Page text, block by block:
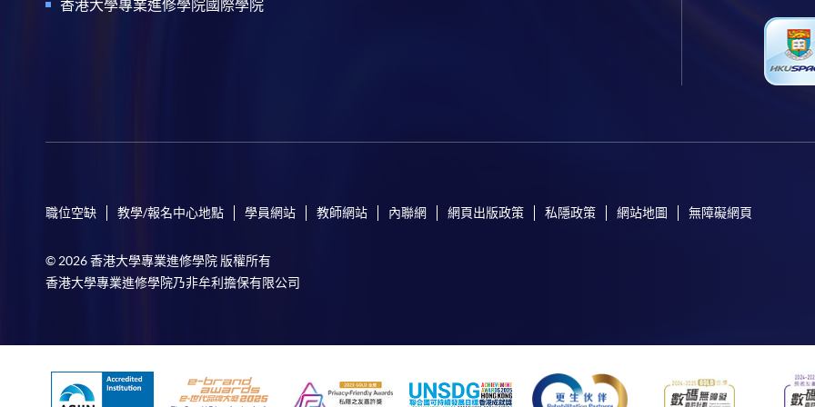
香港大學專業進修學院國際學院
職位空缺 教學/報名中心地點 學員網站 教師網站 內聯網 網頁出版政策 私隱政策 網站地圖 無障礙網頁
© 2026 香港大學專業進修學院 版權所有
香港大學專業進修學院乃非牟利擔保有限公司